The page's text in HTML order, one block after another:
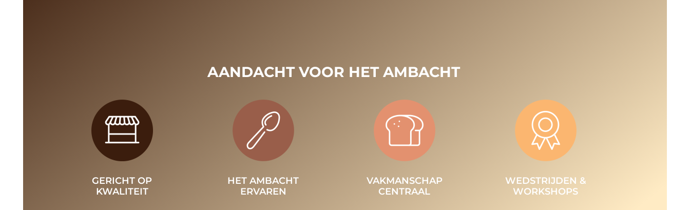
AANDACHT VOOR HET AMBACHT
GERICHT OP
KWALITEIT
HET AMBACHT
ERVAREN
VAKMANSCHAP
CENTRAAL
WEDSTRIJDEN &
WORKSHOPS